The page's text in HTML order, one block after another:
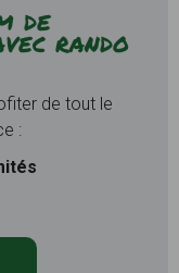
de
rando
de tout le
: